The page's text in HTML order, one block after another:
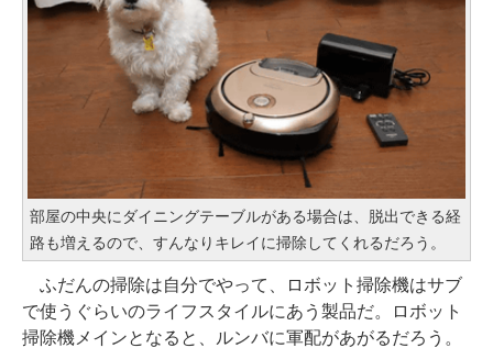
部屋の中央にダイニングテーブルがある場合は、脱出できる経
路も増えるので、すんなりキレイに掃除してくれるだろう。
ふだんの掃除は自分でやって、ロボット掃除機はサブ
で使うぐらいのライフスタイルにあう製品だ。ロボット
掃除機メインとなると、ルンバに軍配があがるだろう。